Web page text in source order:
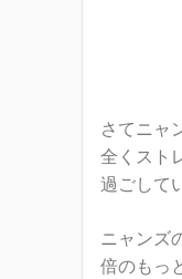
さてニャ
全くスト
過ごして
ニャンズ
倍のもっ